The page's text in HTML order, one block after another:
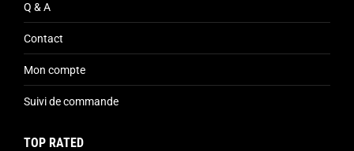
Q & A
Contact
Mon compte
Suivi de commande
TOP RATED